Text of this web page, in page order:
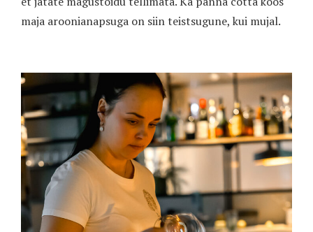
maja aroonianapsuga on siin teistsugune, kui mujal.